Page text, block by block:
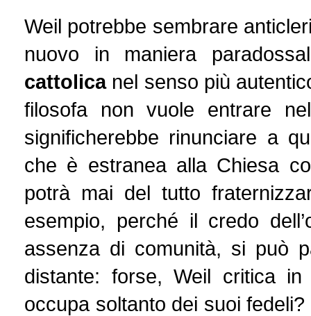
Weil potrebbe sembrare
nuovo in maniera
cattolicanel senso più
filosofa non vuole entrare
significherebbe rinunciare a
che è estranea alla Chiesa
potrà mai del tutto
esempio, perché il credo
assenza di comunità, si può
distante: forse, Weil critica
occupa soltanto dei suoi